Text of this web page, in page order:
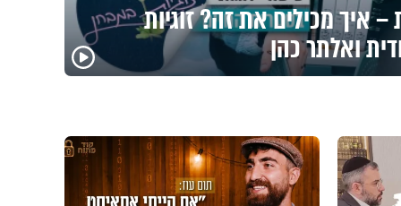
איך מכילים את זה? זוגיות
ואלתר כהן